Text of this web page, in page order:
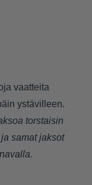
vaatteita
ystävilleen.
torstaisin
samat jaksot